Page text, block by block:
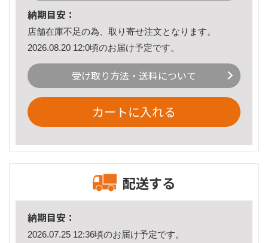
納期目安：
店舗在庫不足の為、取り寄せ注文となります。
2026.08.20 12:0頃のお届け予定です。
受け取り方法・送料について
カートに入れる
配送する
納期目安：
2026.07.25 12:36頃のお届け予定です。